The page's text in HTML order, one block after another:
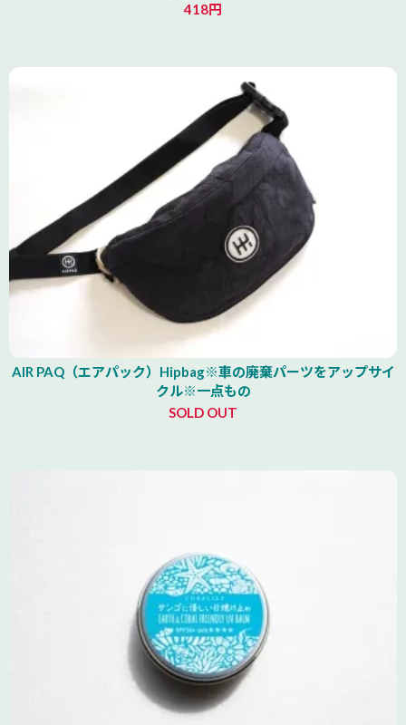
418円
AIR PAQ（エアパック）Hipbag※車の廃棄パーツをアップサイ
クル※一点もの
SOLD OUT